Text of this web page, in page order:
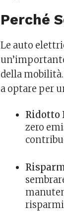
Perché
Le auto
della
a optare per
Ridotto
zero